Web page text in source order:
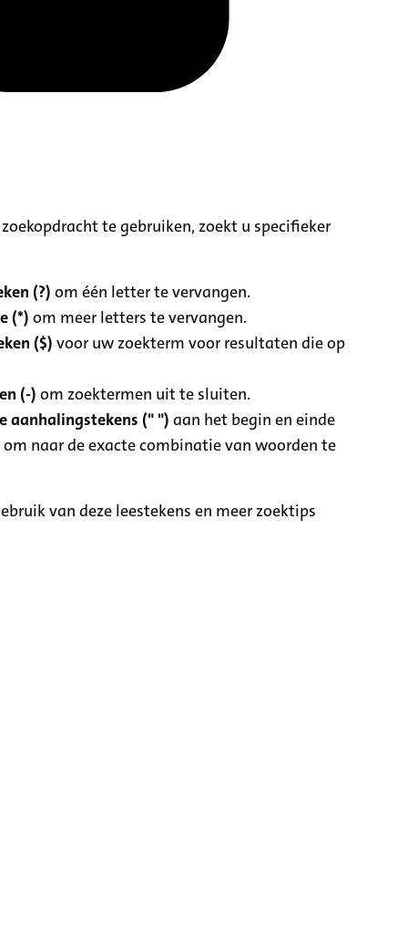
te gebruiken, zoekt u specifieker
(?) om één letter te vervangen.
(*) om meer letters te vervangen.
($) voor uw zoekterm voor resultaten die op
(-) om zoektermen uit te sluiten.
aanhalingstekens (" ") aan het begin en einde
naar de exacte combinatie van woorden te
van deze leestekens en meer zoektips